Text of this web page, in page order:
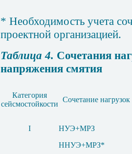
* Необходимость учета
проектной организацией.
Таблица 4. Сочетания
напряжения смятия
Категория
сейсмостойкости
Сочетание нагрузок
I
НУЭ+МРЗ
ННУЭ+МРЗ*